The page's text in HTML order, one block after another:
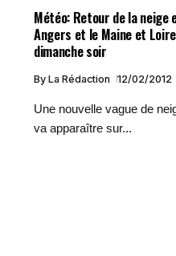
Météo: Retour de la neige
Angers et le Maine et
dimanche soir
By La Rédaction 12/02/2012
Une nouvelle vague de
va apparaître sur...